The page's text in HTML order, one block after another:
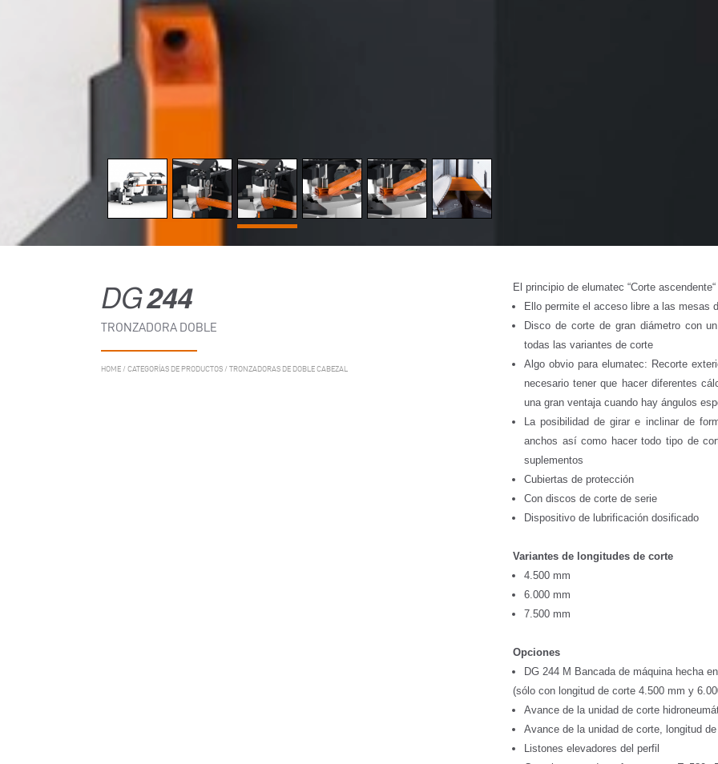
DG244
TRONZADORA DOBLE
HOME / CATEGORÍAS DE PRODUCTOS / TRONZADORAS DE DOBLE CABEZAL
El principio de elumatec “Corte
Ello permite el acceso libre a las mesas
Disco de corte de gran diámetro con
todas las variantes de corte
Algo obvio para elumatec: Recorte
necesario tener que hacer diferentes
una gran ventaja cuando hay ángulos
La posibilidad de girar e inclinar de
anchos así como hacer todo tipo de
suplementos
Cubiertas de protección
Con discos de corte de serie
Dispositivo de lubrificación dosificado
Variantes de longitudes de corte
4.500 mm
6.000 mm
7.500 mm
Opciones
DG 244 M Bancada de máquina hecha
(sólo con longitud de corte 4.500 mm y
Avance de la unidad de corte
Avance de la unidad de corte, longitud
Listones elevadores del perfil